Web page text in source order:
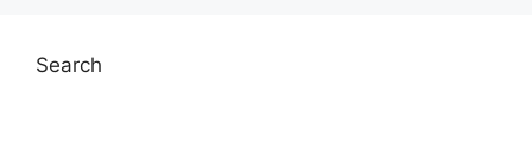
Search